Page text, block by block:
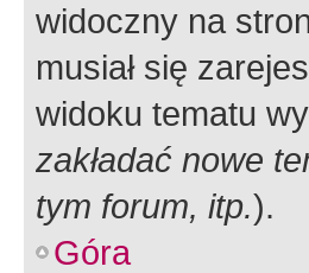
widoczny na
musiał się
widoku tematu
zakładać nowe
tym forum, itp.).
Góra